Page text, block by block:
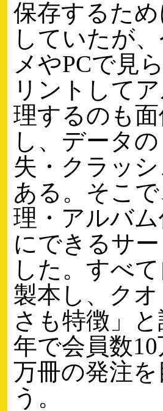
保存するた
していたが
メやPCで見
リントして
理するのも
し、データ
失・クラッ
ある。そこ
理・アルバ
にできるサ
した。すべ
製本し、ク
さも特徴」
年で会員数
万冊の発注
う。